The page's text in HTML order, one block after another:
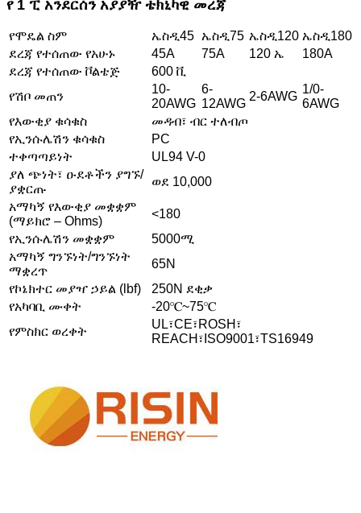
የ 1 ፒ አንደርሰን አያያዥ ቴክኒካዊ መረጃ
የሞዴል ስም ኤስዲ45 ኤስዲ75 ኤስዲ120 ኤስዲ180
ደረጃ የተሰጠው የአሁኑ
45A 75A 120 ኤ
180A
ደረጃ የተሰጠው ቮልቴጅ
600 ቪ
የሽቦ መጠን
10-
20AWG
6-
12AWG
2-6AWG
1/0-
6AWG
የእውቂያ ቁሳቁስ
መዳብ፣ ብር ተለብጦ
የኢንሱሌሽን ቁሳቁስ
PC
ተቀጣጣይነት
UL94 V-0
ያለ ጭነት፣ ዑደቶችን ያግኙ/
ያቋርጡ
ወደ 10,000
አማካኝ የእውቂያ መቋቋም
(ማይክሮ – Ohms)
<180
የኢንሱሌሽን መቋቋም
5000ሚ
አማካኝ ግንኙነት/ግንኙነት
ማቋረጥ
65N
የኮኔክተር መያዣ ኃይል (lbf)
250N ደቂቃ
የአካባቢ ሙቀት
-20℃~75℃
የምስክር ወረቀት
UL፣CE፣ROSH፣
REACH፣ISO9001፣TS16949